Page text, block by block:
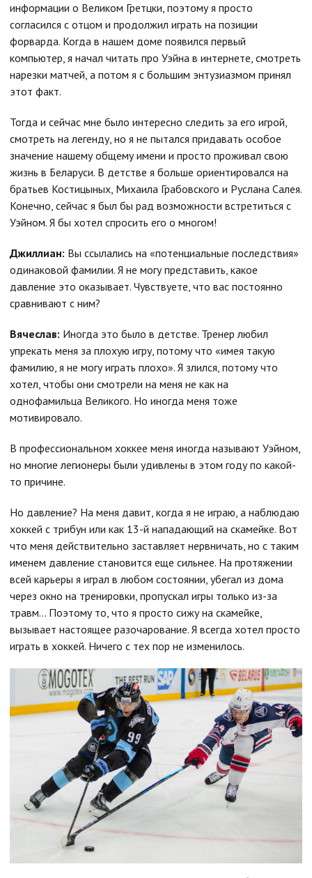
информации о Великом Гретцки, поэтому я просто
согласился с отцом и продолжил играть на позиции
форварда. Когда в нашем доме появился первый
компьютер, я начал читать про Уэйна в интернете, смотреть
нарезки матчей, а потом я с большим энтузиазмом принял
этот факт.
Тогда и сейчас мне было интересно следить за его игрой,
смотреть на легенду, но я не пытался придавать особое
значение нашему общему имени и просто проживал свою
жизнь в Беларуси. В детстве я больше ориентировался на
братьев Костицыных, Михаила Грабовского и Руслана Салея.
Конечно, сейчас я был бы рад возможности встретиться с
Уэйном. Я бы хотел спросить его о многом!
Джиллиан: Вы ссылались на «потенциальные последствия»
одинаковой фамилии. Я не могу представить, какое
давление это оказывает. Чувствуете, что вас постоянно
сравнивают с ним?
Вячеслав: Иногда это было в детстве. Тренер любил
упрекать меня за плохую игру, потому что «имея такую
фамилию, я не могу играть плохо». Я злился, потому что
хотел, чтобы они смотрели на меня не как на
однофамильца Великого. Но иногда меня тоже
мотивировало.
В профессиональном хоккее меня иногда называют Уэйном,
но многие легионеры были удивлены в этом году по какой-
то причине.
Но давление? На меня давит, когда я не играю, а наблюдаю
хоккей с трибун или как 13-й нападающий на скамейке. Вот
что меня действительно заставляет нервничать, но с таким
именем давление становится еще сильнее. На протяжении
всей карьеры я играл в любом состоянии, убегал из дома
через окно на тренировки, пропускал игры только из-за
травм... Поэтому то, что я просто сижу на скамейке,
вызывает настоящее разочарование. Я всегда хотел просто
играть в хоккей. Ничего с тех пор не изменилось.